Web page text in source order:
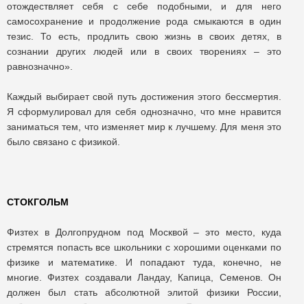
отождествляет себя с себе подобными, и для него
самосохранение и продолжение рода смыкаются в один
тезис. То есть, продлить свою жизнь в своих детях, в
сознании других людей или в своих творениях – это
равнозначно».
Каждый выбирает свой путь достижения этого бессмертия.
Я сформулировал для себя однозначно, что мне нравится
заниматься тем, что изменяет мир к лучшему. Для меня это
было связано с физикой.
СТОКГОЛЬМ
Физтех в Долгопрудном под Москвой – это место, куда
стремятся попасть все школьники с хорошими оценками по
физике и математике. И попадают туда, конечно, не
многие. Физтех создавали Ландау, Капица, Семенов. Он
должен был стать абсолютной элитой физики России,